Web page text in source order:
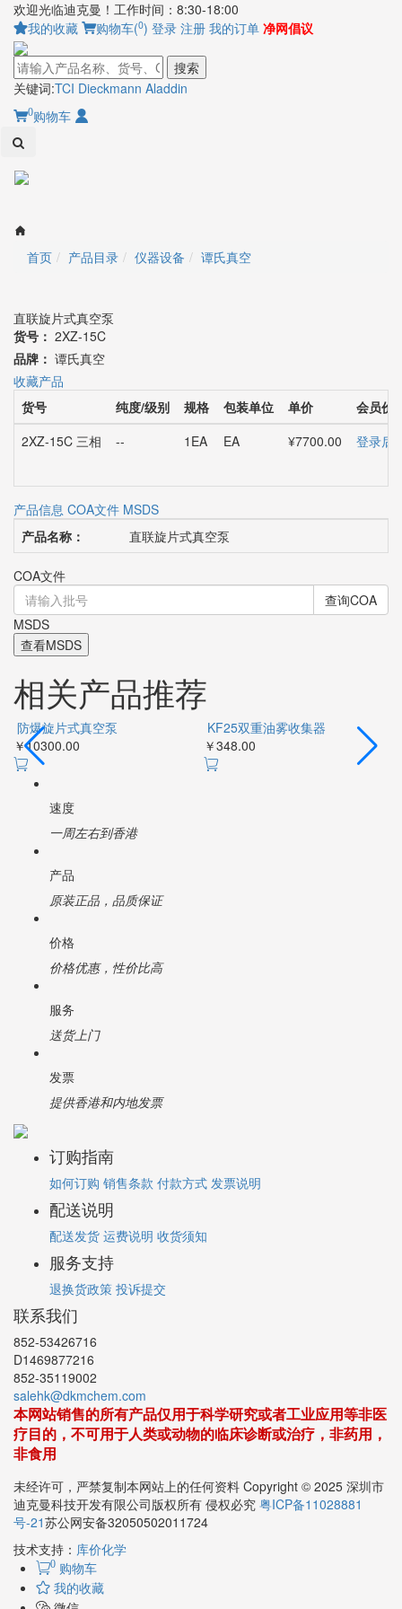
欢迎光临迪克曼！工作时间：8:30-18:00
我的收藏
购物车(0) 登录 注册 我的订单 净网倡议
搜索
关键词:TCI Dieckmann Aladdin
0购物车
首页 产品目录 仪器设备 谭氏真空
直联旋片式真空泵
货号： 2XZ-15C
品牌： 谭氏真空
收藏产品
货号
纯度/级别 规格 包装单位 单价
会员价
2XZ-15C 三相
-- 1EA EA ¥7700.00 登录后
产品信息 COA文件 MSDS
产品名称：
直联旋片式真空泵
COA文件
查询COA
MSDS
查看MSDS
相关产品推荐
防爆旋片式真空泵
￥10300.00
KF25双重油雾收集器
￥348.00
速度
一周左右到香港
产品
原装正品，品质保证
价格
价格优惠，性价比高
服务
送货上门
发票
提供香港和内地发票
订购指南
如何订购 销售条款 付款方式 发票说明
配送说明
配送发货 运费说明 收货须知
服务支持
退换货政策 投诉提交
联系我们
852-53426716
D1469877216
852-35119002
salehk@dkmchem.com
本网站销售的所有产品仅用于科学研究或者工业应用等非医
疗目的，不可用于人类或动物的临床诊断或治疗，非药用，
非食用
未经许可，严禁复制本网站上的任何资料 Copyright © 2025 深圳市
迪克曼科技开发有限公司版权所有 侵权必究 粤ICP备11028881
号-21苏公网安备32050502011724
技术支持： 库价化学
0 购物车
我的收藏